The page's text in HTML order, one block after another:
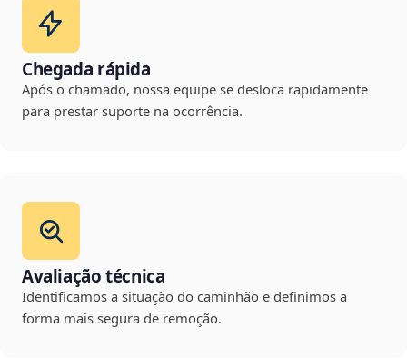
Chegada rápida
Após o chamado, nossa equipe se desloca rapidamente
para prestar suporte na ocorrência.
Avaliação técnica
Identificamos a situação do caminhão e definimos a
forma mais segura de remoção.